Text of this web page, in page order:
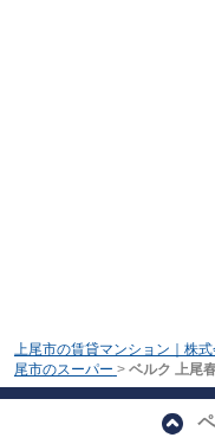
上尾市の賃貸マンション｜株式
尾市のスーパー > ベルク 上尾